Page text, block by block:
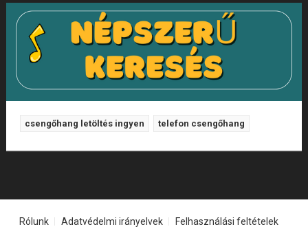
csengőhang letöltés ingyen telefon csengőhang
Rólunk Adatvédelmi irányelvek Felhasználási feltételek